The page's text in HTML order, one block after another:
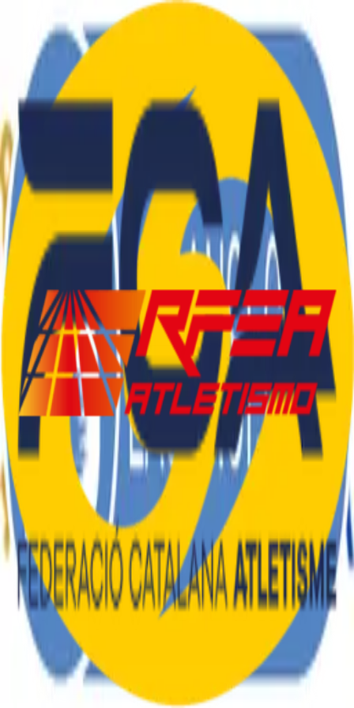
El Club AtletesBlog
ES
El ClubAtletesBlogTarifes RobaContacte
CA
SEDENTARIS
Col·laboradors i Patrocinadors
©2026Club d'Atletisme Sedentaris.Cat —
Tots els drets
reservats
Castelldefels, Barcelona
info@sedentaris.cat